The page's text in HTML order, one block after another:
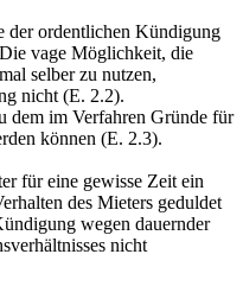
der ordentlichen Kündigung
vage Möglichkeit, die
selber zu nutzen,
nicht (E. 2.2).
dem im Verfahren Gründe für
können (E. 2.3).
für eine gewisse Zeit ein
des Mieters geduldet
wegen dauernder
nicht